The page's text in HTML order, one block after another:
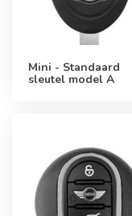
Mini - Standaard
sleutel model A